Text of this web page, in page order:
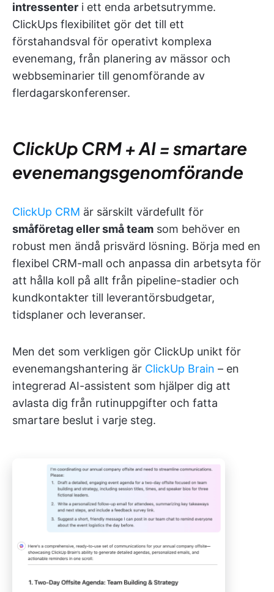
intressenter i ett enda arbetsutrymme.
ClickUps flexibilitet gör det till ett
förstahandsval för operativt komplexa
evenemang, från planering av mässor och
webbseminarier till genomförande av
flerdagarskonferenser.
ClickUp CRM + AI = smartare
evenemangsgenomförande
ClickUp CRM är särskilt värdefullt för
småföretag eller små team som behöver en
robust men ändå prisvärd lösning. Börja med en
flexibel CRM-mall och anpassa din arbetsyta för
att hålla koll på allt från pipeline-stadier och
kundkontakter till leverantörsbudgetar,
tidsplaner och leveranser.
Men det som verkligen gör ClickUp unikt för
evenemangshantering är ClickUp Brain – en
integrerad AI-assistent som hjälper dig att
avlasta dig från rutinuppgifter och fatta
smartare beslut i varje steg.